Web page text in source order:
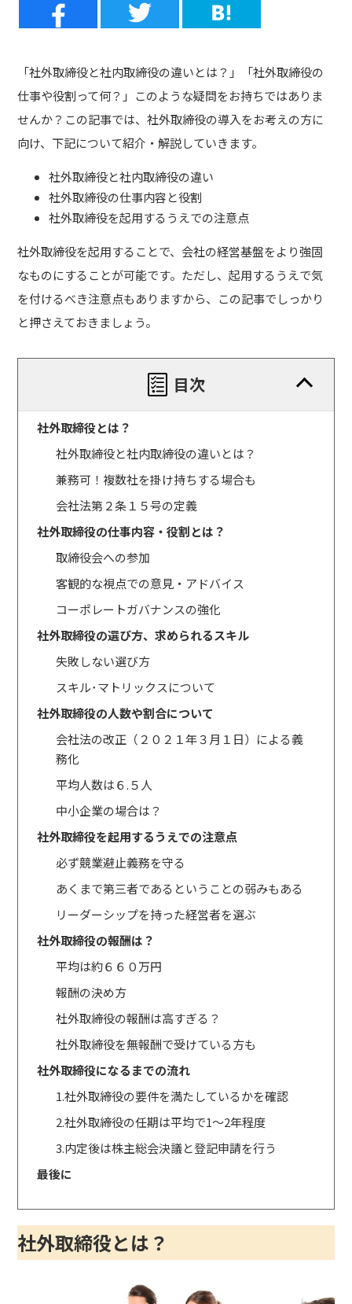
「社外取締役と社内取締役の違いとは？」「社外取締役の
仕事や役割って何？」このような疑問をお持ちではありま
せんか？この記事では、社外取締役の導入をお考えの方に
向け、下記について紹介・解説していきます。
社外取締役と社内取締役の違い
社外取締役の仕事内容と役割
社外取締役を起用するうえでの注意点
社外取締役を起用することで、会社の経営基盤をより強固
なものにすることが可能です。ただし、起用するうえで気
を付けるべき注意点もありますから、この記事でしっかり
と押さえておきましょう。
目次
社外取締役とは？
社外取締役と社内取締役の違いとは？
兼務可！複数社を掛け持ちする場合も
会社法第２条１５号の定義
社外取締役の仕事内容・役割とは？
取締役会への参加
客観的な視点での意見・アドバイス
コーポレートガバナンスの強化
社外取締役の選び方、求められるスキル
失敗しない選び方
スキル･マトリックスについて
社外取締役の人数や割合について
会社法の改正（２０２１年３月１日）による義
務化
平均人数は６.５人
中小企業の場合は？
社外取締役を起用するうえでの注意点
必ず競業避止義務を守る
あくまで第三者であるということの弱みもある
リーダーシップを持った経営者を選ぶ
社外取締役の報酬は？
平均は約６６０万円
報酬の決め方
社外取締役の報酬は高すぎる？
社外取締役を無報酬で受けている方も
社外取締役になるまでの流れ
1.社外取締役の要件を満たしているかを確認
2.社外取締役の任期は平均で1～2年程度
3.内定後は株主総会決議と登記申請を行う
最後に
社外取締役とは？